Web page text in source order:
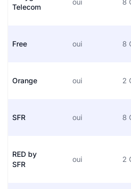
Telecom
oui 8
Free oui 8
Orange oui 2
SFR oui 8
RED by
SFR
oui 2